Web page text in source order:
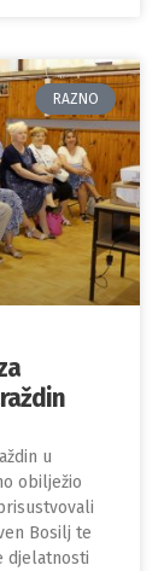
RAZNO
u
obilježio
Bosilj te
djelatnosti